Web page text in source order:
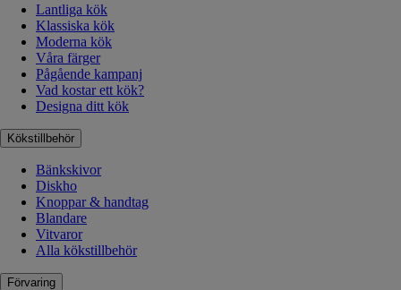
Lantliga kök
Klassiska kök
Moderna kök
Våra färger
Pågående kampanj
Vad kostar ett kök?
Designa ditt kök
Kökstillbehör
Bänkskivor
Diskho
Knoppar & handtag
Blandare
Vitvaror
Alla kökstillbehör
Förvaring